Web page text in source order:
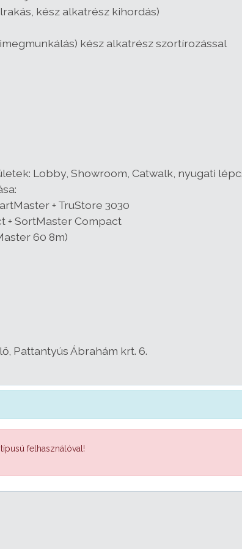
kész alkatrész kihordás)
kész alkatrész szortírozással
Lobby, Showroom, Catwalk, nyugati
+ TruStore 3030
+ SortMaster Compact
60 8m)
Pattantyús Ábrahám krt. 6.
felhasználóval!